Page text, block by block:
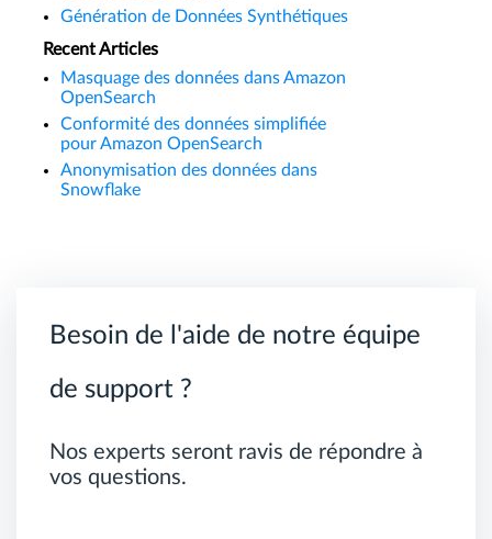
Génération de Données Synthétiques
Recent Articles
Masquage des données dans Amazon
OpenSearch
Conformité des données simplifiée
pour Amazon OpenSearch
Anonymisation des données dans
Snowflake
Besoin de l'aide de notre équipe
de support ?
Nos experts seront ravis de répondre à
vos questions.